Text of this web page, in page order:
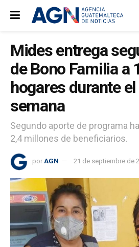
Mides entrega
de Bono Familia a
hogares durante
semana
Segundo aporte de programa
2,4 millones de beneficiarios.
por AGN 21 de septiembre de